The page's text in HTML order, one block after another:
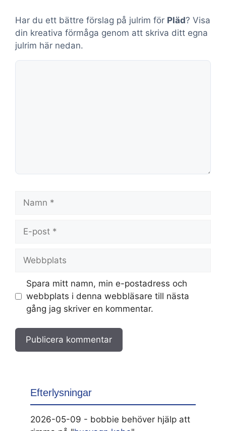
Har du ett bättre förslag på julrim för Pläd? Visa
din kreativa förmåga genom att skriva ditt egna
julrim här nedan.
Kommentar
post
Spara mitt namn, min e-postadress och
webbplats i denna webbläsare till nästa
gång jag skriver en kommentar.
Efterlysningar
2026-05-09 - bobbie behöver hjälp att